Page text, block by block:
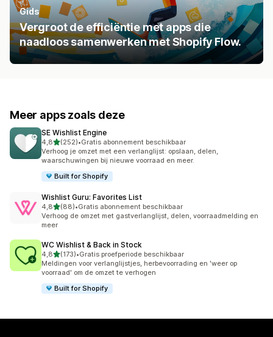
Gids
Vergroot de efficiëntie met apps die
naadloos samenwerken met Shopify Flow.
Meer apps zoals deze
SE Wishlist Engine
4,8van 5 sterren
(252)
252 recensies in totaal
•Gratis abonnement beschikbaar
Verhoog je omzet met een verlanglijst: opslaan, delen,
waarschuwingen bij nieuwe voorraad en meer.
Built for Shopify
Wishlist Guru: Favorites List
4,8van 5 sterren
(88)
88 recensies in totaal
•Gratis abonnement beschikbaar
Verhoog de omzet met gastverlanglijst, delen, voorraadmelding en
meer
WC Wishlist & Back in Stock
4,8van 5 sterren
(173)
173 recensies in totaal
•Gratis proefperiode beschikbaar
Meldingen voor verlanglijstjes, herbevoorrading en 'weer op
voorraad' om de omzet te verhogen
Built for Shopify